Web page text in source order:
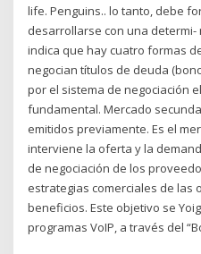
life. Penguins.. lo tanto, debe
desarrollarse con una determi-
indica que hay cuatro formas
negocian títulos de deuda
por el sistema de negociación
fundamental. Mercado
emitidos previamente. Es el
interviene la oferta y la
de negociación de los
estrategias comerciales de las
beneficios. Este objetivo se
programas VoIP, a través del